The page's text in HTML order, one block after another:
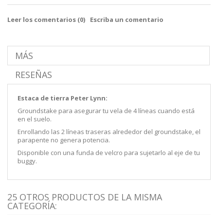
Leer los comentarios (0) Escriba un comentario
MÁS
RESEÑAS
Estaca de tierra Peter Lynn:
Groundstake para asegurar tu vela de 4 líneas cuando está
en el suelo.
Enrollando las 2 líneas traseras alrededor del groundstake, el
parapente no genera potencia.
Disponible con una funda de velcro para sujetarlo al eje de tu
buggy.
25 OTROS PRODUCTOS DE LA MISMA
CATEGORÍA: